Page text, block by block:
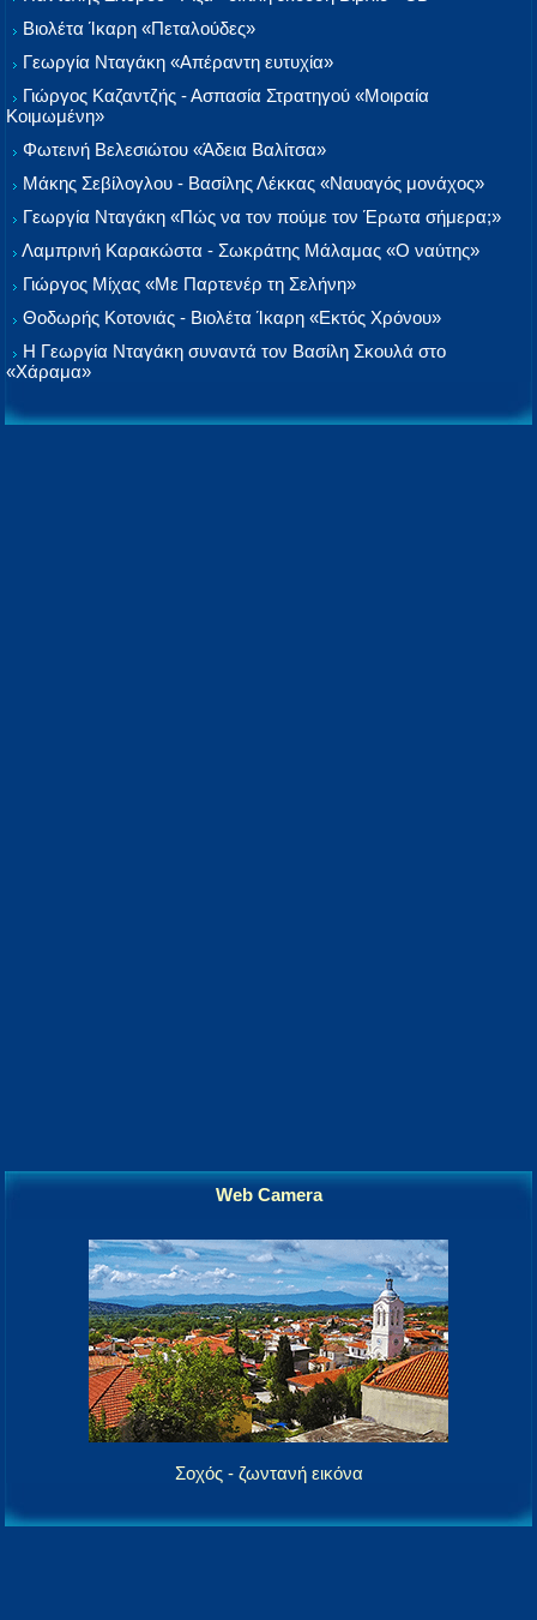
Βιολέτα Ίκαρη «Πεταλούδες»
Γεωργία Νταγάκη «Aπέραντη ευτυχία»
Γιώργος Καζαντζής - Ασπασία Στρατηγού «Μοιραία
Κοιμωμένη»
Φωτεινή Βελεσιώτου «Άδεια Βαλίτσα»
Μάκης Σεβίλογλου - Βασίλης Λέκκας «Ναυαγός μονάχος»
Γεωργία Νταγάκη «Πώς να τον πούμε τον Έρωτα σήμερα;»
Λαμπρινή Καρακώστα - Σωκράτης Μάλαμας «Ο ναύτης»
Γιώργος Μίχας «Με Παρτενέρ τη Σελήνη»
Θοδωρής Κοτονιάς - Βιολέτα Ίκαρη «Εκτός Χρόνου»
Η Γεωργία Νταγάκη συναντά τον Βασίλη Σκουλά στο
«Χάραμα»
Web Camera
Σοχός - ζωντανή εικόνα